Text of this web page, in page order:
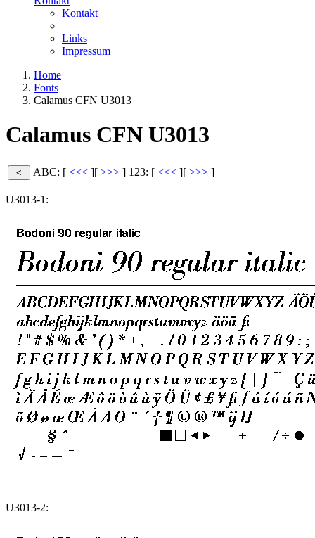
Kontakt
Links
Impressum
Home
Fonts
Calamus CFN U3013
Calamus CFN U3013
ABC: [ <<< ][ >>> ] 123: [ <<< ][ >>> ]
U3013-1:
U3013-2: